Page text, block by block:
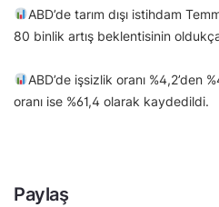
ABD’de tarım dışı istihdam
80 binlik artış beklentisinin
ABD’de işsizlik oranı %4,2’den
oranı ise %61,4 olarak kaydedildi.
Paylaş